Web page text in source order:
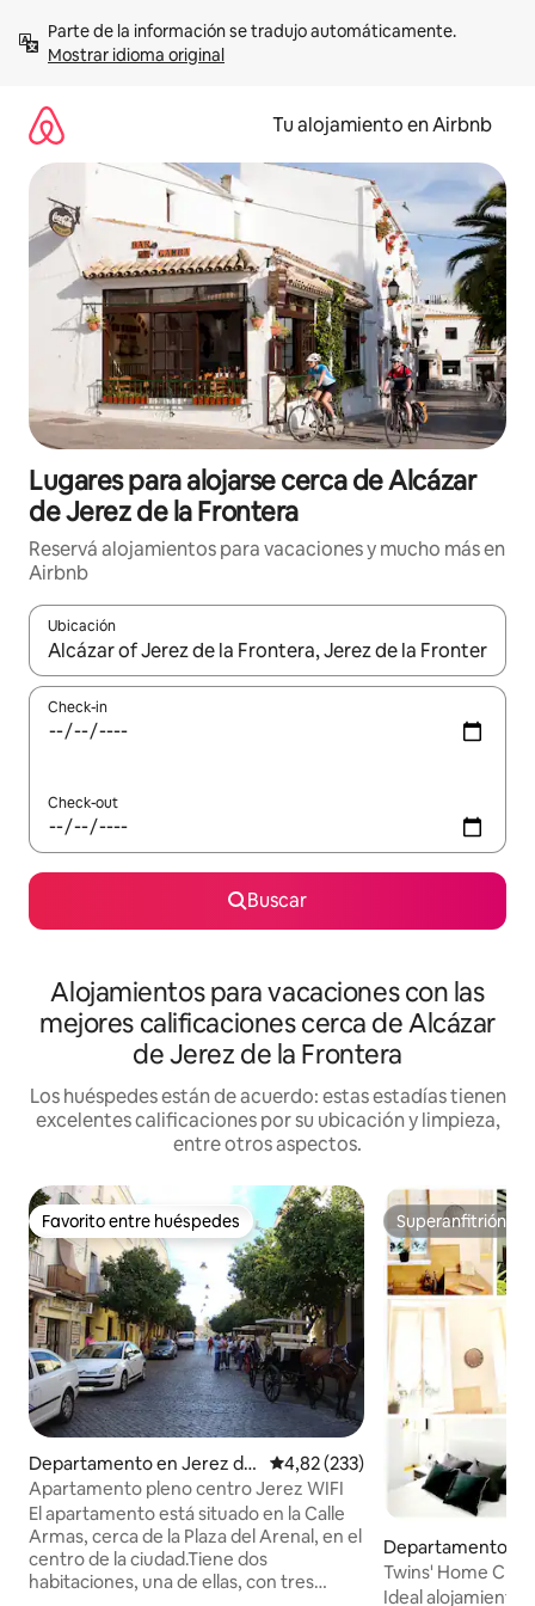
contenidoMostrar idioma original
Tu alojamiento en Airbnb
Lugares para alojarse cerca de Alcázar
de Jerez de la Frontera
Reservá alojamientos para vacaciones y mucho más en
Airbnb
Ubicación
Cuando los resultados estén disponibles, navegá con las
Check-in
Check-out
Buscar
Alojamientos para vacaciones con las
mejores calificaciones cerca de Alcázar
de Jerez de la Frontera
Los huéspedes están de acuerdo: estas estadías tienen
excelentes calificaciones por su ubicación y limpieza,
entre otros aspectos.
Favorito entre huéspedes
Favorito entre huéspedes
Departamento en Jerez de
la Frontera
Calificación promedio: 4,82 de
4,82 (233)
Apartamento pleno centro Jerez WIFI
El apartamento está situado en la Calle
Armas, cerca de la Plaza del Arenal, en el
centro de la ciudad.Tiene dos
habitaciones, una de ellas, con tres
Superanfitrión
Superanfitrión
Departamento
residencial en
ontera
Twins' Home
Cádiz, wifi
Ideal alojamiento